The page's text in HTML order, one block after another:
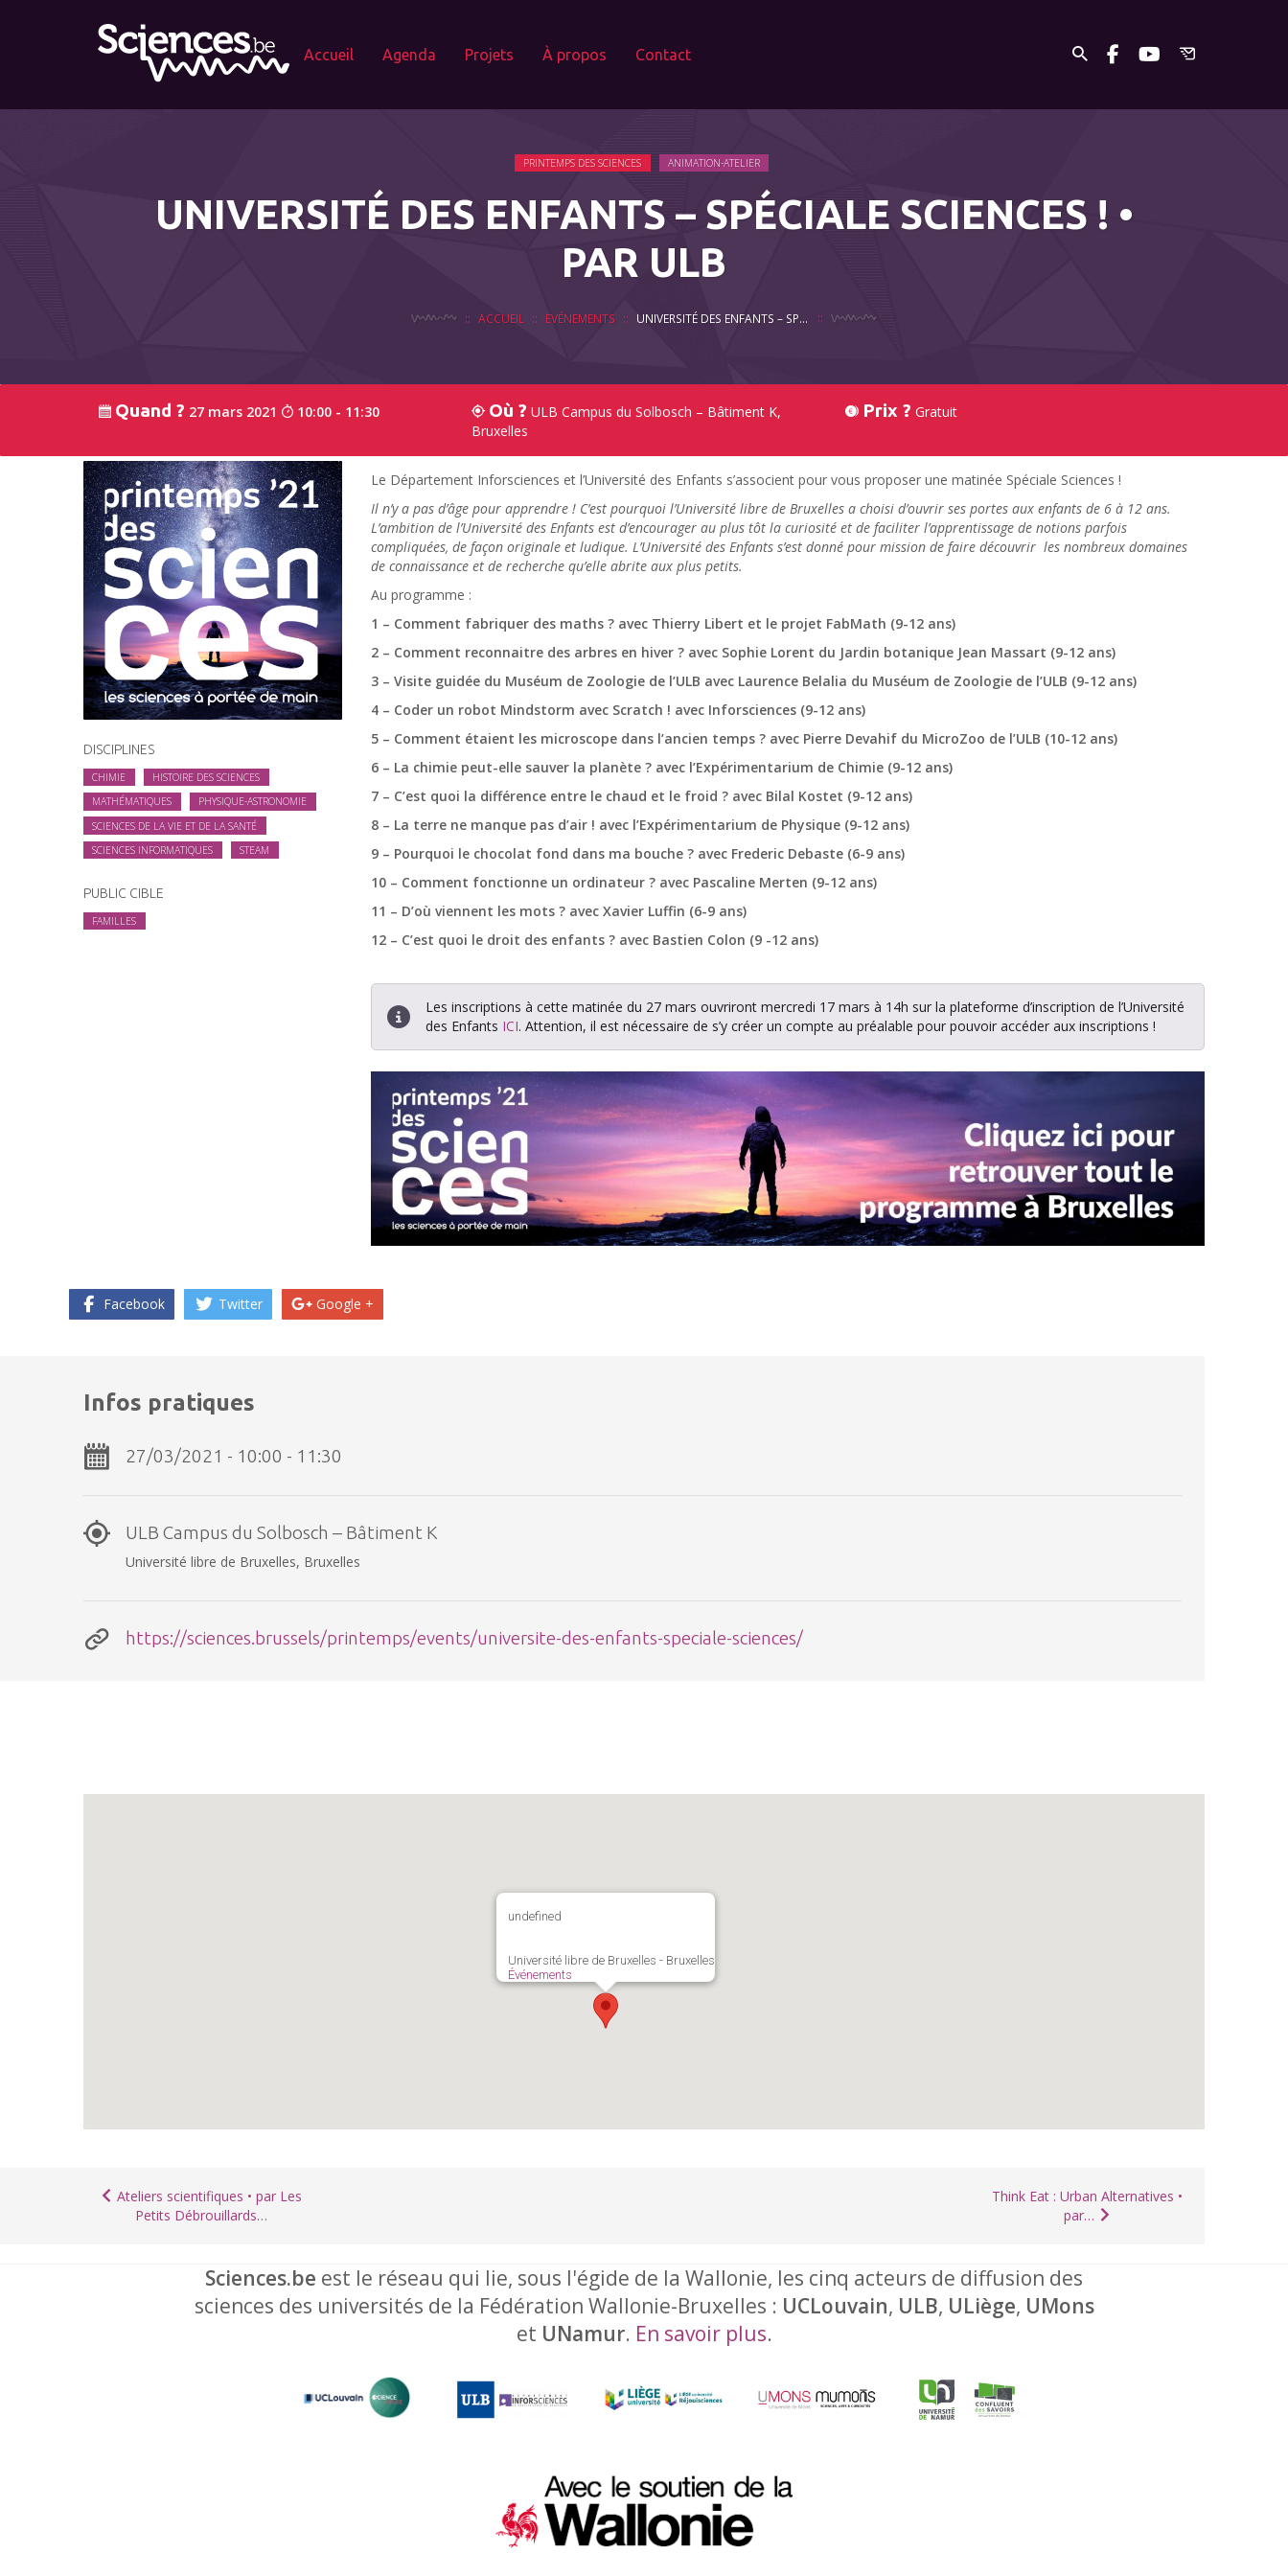
Accueil Agenda Projets À propos Contact
PRINTEMPS DES SCIENCES ANIMATION-ATELIER
UNIVERSITÉ DES ENFANTS – SPÉCIALE SCIENCES ! •
PAR ULB
ACCUEIL EVÉNEMENTS UNIVERSITÉ DES ENFANTS – SPÉCIALE SCIENCES ! • PAR ULB
Quand ? 27 mars 2021 10:00 - 11:30 Où ? ULB Campus du Solbosch – Bâtiment K,
Bruxelles
Prix ? Gratuit
DISCIPLINES
CHIMIE
HISTOIRE DES SCIENCES
MATHÉMATIQUES
PHYSIQUE-ASTRONOMIE
SCIENCES DE LA VIE ET DE LA SANTÉ
SCIENCES INFORMATIQUES
STEAM
PUBLIC CIBLE
FAMILLES
Le Département Inforsciences et l’Université des Enfants s’associent pour vous proposer une matinée Spéciale Sciences !
Il n’y a pas d’âge pour apprendre ! C’est pourquoi l’Université libre de Bruxelles a choisi d’ouvrir ses portes aux enfants de 6 à 12 ans.
L’ambition de l’Université des Enfants est d’encourager au plus tôt la curiosité et de faciliter l’apprentissage de notions parfois
compliquées, de façon originale et ludique. L’Université des Enfants s’est donné pour mission de faire découvrir les nombreux domaines
de connaissance et de recherche qu’elle abrite aux plus petits.
Au programme :
1 – Comment fabriquer des maths ? avec Thierry Libert et le projet FabMath (9-12 ans)
2 – Comment reconnaitre des arbres en hiver ? avec Sophie Lorent du Jardin botanique Jean Massart (9-12 ans)
3 – Visite guidée du Muséum de Zoologie de l’ULB avec Laurence Belalia du Muséum de Zoologie de l’ULB (9-12 ans)
4 – Coder un robot Mindstorm avec Scratch ! avec Inforsciences (9-12 ans)
5 – Comment étaient les microscope dans l’ancien temps ? avec Pierre Devahif du MicroZoo de l’ULB (10-12 ans)
6 – La chimie peut-elle sauver la planète ? avec l’Expérimentarium de Chimie (9-12 ans)
7 – C’est quoi la différence entre le chaud et le froid ? avec Bilal Kostet (9-12 ans)
8 – La terre ne manque pas d’air ! avec l’Expérimentarium de Physique (9-12 ans)
9 – Pourquoi le chocolat fond dans ma bouche ? avec Frederic Debaste (6-9 ans)
10 – Comment fonctionne un ordinateur ? avec Pascaline Merten (9-12 ans)
11 – D’où viennent les mots ? avec Xavier Luffin (6-9 ans)
12 – C’est quoi le droit des enfants ? avec Bastien Colon (9 -12 ans)
Les inscriptions à cette matinée du 27 mars ouvriront mercredi 17 mars à 14h sur la plateforme d’inscription de l’Université
des Enfants ICI. Attention, il est nécessaire de s’y créer un compte au préalable pour pouvoir accéder aux inscriptions !
Facebook Twitter Google +
Infos pratiques
27/03/2021 - 10:00 - 11:30
ULB Campus du Solbosch – Bâtiment K
Université libre de Bruxelles, Bruxelles
https://sciences.brussels/printemps/events/universite-des-enfants-speciale-sciences/
undefined
Université libre de Bruxelles - Bruxelles
Événements
Ateliers scientifiques • par Les
Petits Débrouillards…
Think Eat : Urban Alternatives •
par…
Sciences.be est le réseau qui lie, sous l'égide de la Wallonie, les cinq acteurs de diffusion des
sciences des universités de la Fédération Wallonie-Bruxelles : UCLouvain, ULB, ULiège, UMons
et UNamur. En savoir plus.